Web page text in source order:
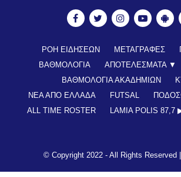
ΡΟΗ ΕΙΔΗΣΕΩΝ ΜΕΤΑΓΡΑΦΕΣ
ΒΑΘΜΟΛΟΓΙΑ
ΑΠΟΤΕΛΕΣΜΑΤΑ ▼
ΒΑΘΜΟΛΟΓΙΑ ΑΚΑΔΗΜΙΩΝ
ΝΕΑ ΑΠΟ ΕΛΛΑΔΑ
FUTSAL
ALL TIME ROSTER
LAMIA POLIS 87,7
© Copyright 2022 - All Rights Reserved |